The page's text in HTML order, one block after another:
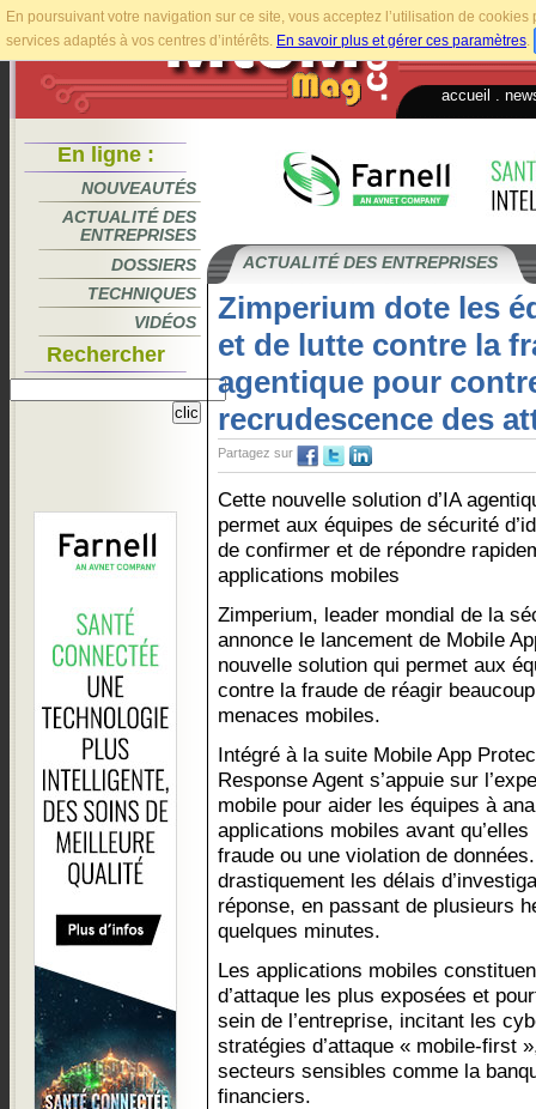
En poursuivant votre navigation sur ce site, vous acceptez l’utilisation de
services adaptés à vos centres d’intérêts. En savoir plus et gérer ces paramètres.
accueil
En ligne :
NOUVEAUTÉS
ACTUALITÉ DES
ENTREPRISES
DOSSIERS
TECHNIQUES
VIDÉOS
Rechercher
ACTUALITÉ DES ENTREPRISES
Zimperium dote les
et de lutte contre la
agentique pour
recrudescence des
Partagez sur
Cette nouvelle solution d’IA
permet aux équipes de sécurité
de confirmer et de répondre
applications mobiles
Zimperium, leader mondial de la
annonce le lancement de Mobile
nouvelle solution qui permet aux
contre la fraude de réagir
menaces mobiles.
Intégré à la suite Mobile App
Response Agent s’appuie sur
mobile pour aider les équipes à
applications mobiles avant
fraude ou une violation de
drastiquement les délais
réponse, en passant de plusieurs
quelques minutes.
Les applications mobiles
d’attaque les plus exposées et
sein de l’entreprise, incitant les
stratégies d’attaque « mobile-first
secteurs sensibles comme la
financiers.